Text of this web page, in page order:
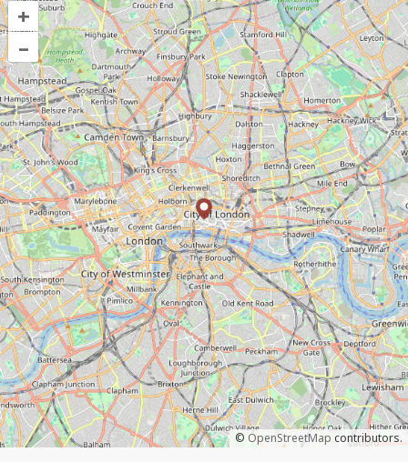
+
–
© OpenStreetMap contributors.